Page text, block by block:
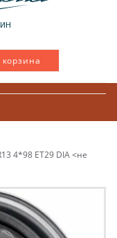
корзина
4*98 ET29 DIA <не